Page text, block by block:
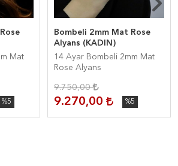
Mat
%5
Bombeli 2mm Mat Rose
Alyans (KADIN)
14 Ayar Bombeli 2mm Mat
Rose Alyans
9.750,00
9.270,00 %5